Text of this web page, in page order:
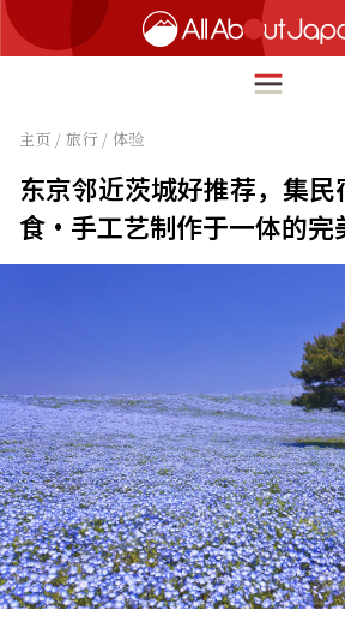
HOME
热点
生活
关于我们
主页 / 旅行 / 体验
东京邻近茨城好推荐，集民
食・手工艺制作于一体的完